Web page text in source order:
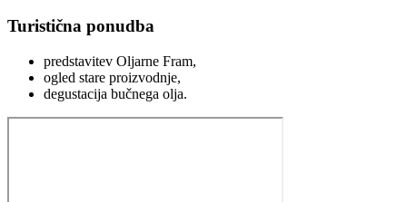
Turistična ponudba
predstavitev Oljarne Fram,
ogled stare proizvodnje,
degustacija bučnega olja.